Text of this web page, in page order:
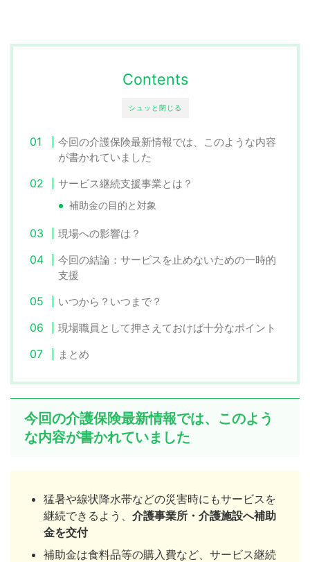
シュッと閉じる
Contents
今回の介護保険最新情報では、このような内容
が書かれていました
サービス継続支援事業とは？
補助金の目的と対象
現場への影響は？
今回の結論：サービスを止めないための一時的
支援
いつから？いつまで？
現場職員として押さえておけば十分なポイント
まとめ
今回の介護保険最新情報では、このよう
な内容が書かれていました
猛暑や線状降水帯などの災害時にもサービスを
継続できるよう、 介護事業所・介護施設へ補助
金を交付
補助金は食料品等の購入費など、サービス継続